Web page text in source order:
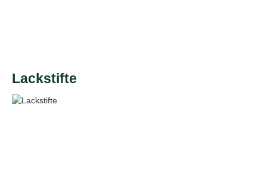
Lackstifte